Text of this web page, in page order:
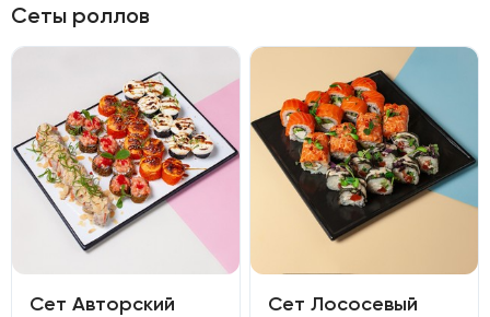
Сеты роллов
Сет Авторский Сет Лососевый